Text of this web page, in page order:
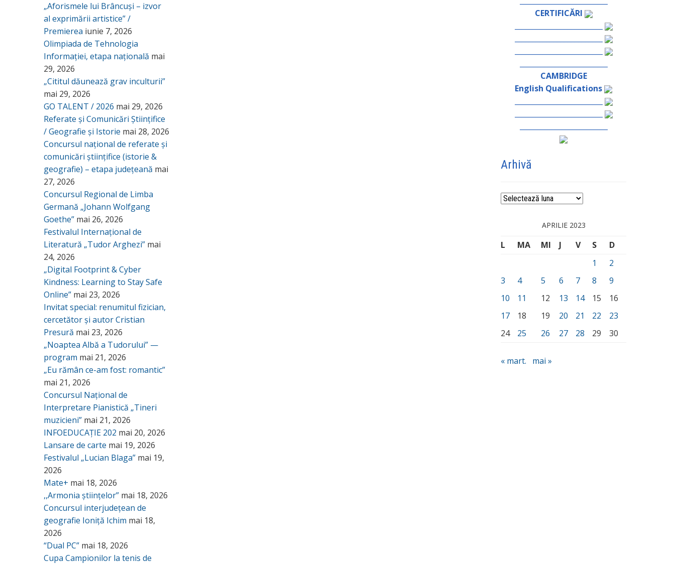
„Aforismele lui Brâncuși – izvor
al exprimării artistice” /
Premierea iunie 7, 2026
Olimpiada de Tehnologia
Informației, etapa națională mai
29, 2026
„Cititul dăunează grav inculturii”
mai 29, 2026
GO TALENT / 2026 mai 29, 2026
Referate și Comunicări Științifice
/ Geografie și Istorie mai 28, 2026
Concursul național de referate și
comunicări științifice (istorie &
geografie) – etapa județeană mai
27, 2026
Concursul Regional de Limba
Germană „Johann Wolfgang
Goethe” mai 26, 2026
Festivalul Internațional de
Literatură „Tudor Arghezi” mai
24, 2026
„Digital Footprint & Cyber
Kindness: Learning to Stay Safe
Online” mai 23, 2026
Invitat special: renumitul fizician,
cercetător și autor Cristian
Presură mai 23, 2026
„Noaptea Albă a Tudorului” —
program mai 21, 2026
„Eu rămân ce-am fost: romantic”
mai 21, 2026
Concursul Național de
Interpretare Pianistică „Tineri
muzicieni” mai 21, 2026
INFOEDUCAȚIE 202 mai 20, 2026
Lansare de carte mai 19, 2026
Festivalul „Lucian Blaga” mai 19,
2026
Mate+ mai 18, 2026
,,Armonia științelor” mai 18, 2026
Concursul interjudețean de
geografie Ioniță Ichim mai 18,
2026
“Dual PC” mai 18, 2026
Cupa Campionilor la tenis de
CERTIFICĂRI
CAMBRIDGE
English Qualifications
Arhivă
Arhivă
APRILIE 2023
L MA MI J V S
D
1
2
3
4 5 6 7 8
9
10
11 12 13 14 15
16
17
18 19 20 21 22
23
24
25 26 27 28 29 30
« mart. mai »